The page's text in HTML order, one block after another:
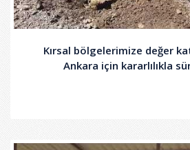
Kırsal bölgelerimize değer
Ankara için kararlılıkla